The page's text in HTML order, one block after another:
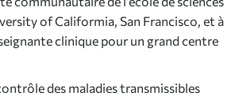
of Califormia, San Francisco, et à
clinique pour un grand centre
des maladies transmissibles